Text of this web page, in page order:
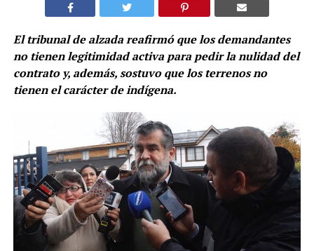
El tribunal de alzada reafirmó que los demandantes
no tienenlegitimidad activa para pedir la nulidad del
contrato y, además, sostuvo que los terrenos no
tienen el carácter de indígena.